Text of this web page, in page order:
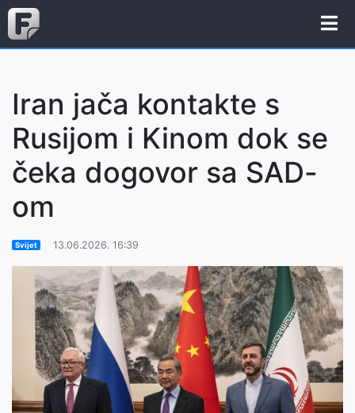
Iran jača kontakte s
Rusijom i Kinom dok se
čeka dogovor sa SAD-
om
Svijet 13.06.2026. 16:39